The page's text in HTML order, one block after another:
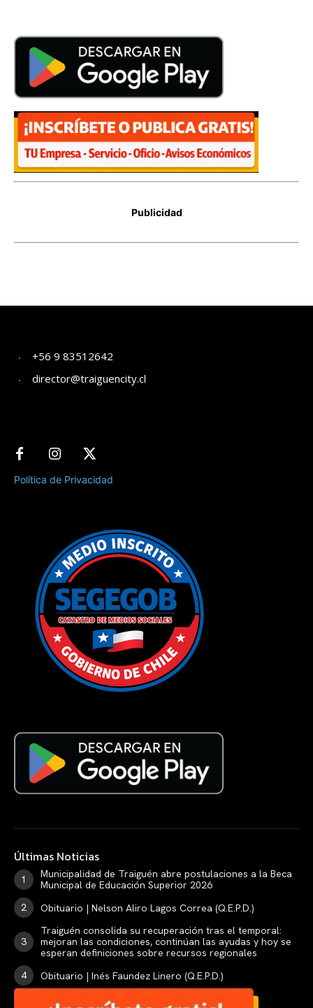
+56 9 83512642
director@traiguencity.cl
Política de Privacidad
Últimas Noticias
Municipalidad de Traiguén abre postulaciones a la Beca
Municipal de Educación Superior 2026
Obituario | Nelson Aliro Lagos Correa (Q.E.P.D.)
Traiguén consolida su recuperación tras el temporal:
mejoran las condiciones, continúan las ayudas y hoy se
esperan definiciones sobre recursos regionales
Obituario | Inés Faundez Linero (Q.E.P.D.)